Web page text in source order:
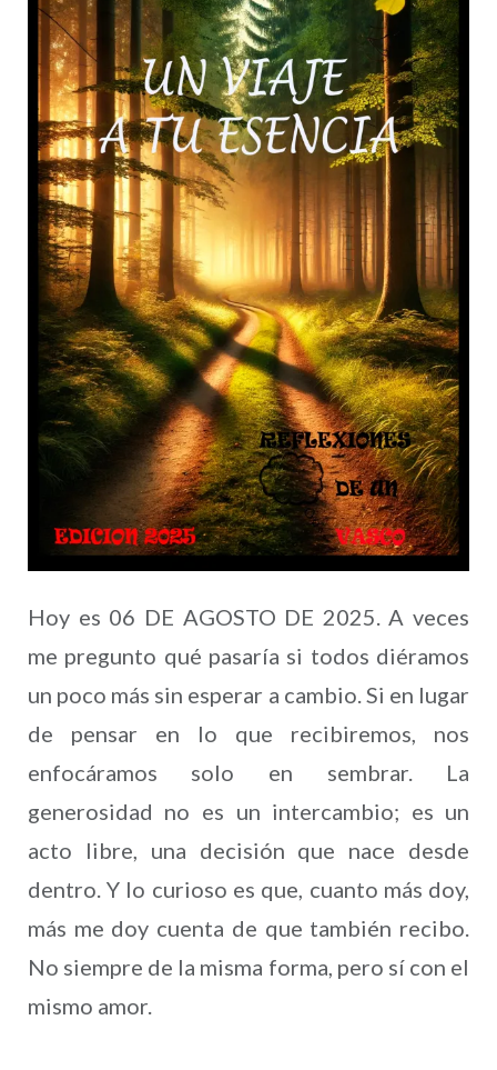
Hoy es 06 DE AGOSTO DE 2025. A veces
me pregunto qué pasaría si todos diéramos
un poco más sin esperar a cambio. Si en lugar
de pensar en lo que recibiremos, nos
enfocáramos solo en sembrar. La
generosidad no es un intercambio; es un
acto libre, una decisión que nace desde
dentro. Y lo curioso es que, cuanto más doy,
más me doy cuenta de que también recibo.
No siempre de la misma forma, pero sí con el
mismo amor.